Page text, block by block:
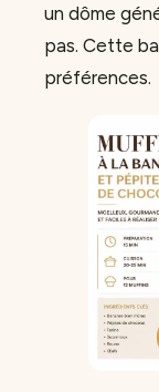
un dôme
pas. Cette
préférences.